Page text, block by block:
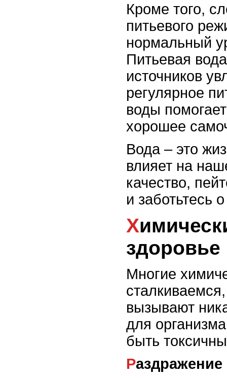
Кроме того,
питьевого
нормальный
Питьевая
источников
регулярное
воды
хорошее
Вода – это
влияет на
качество,
и заботьтесь
Химические вещества и
здоровье
Многие
вызывают
для
быть